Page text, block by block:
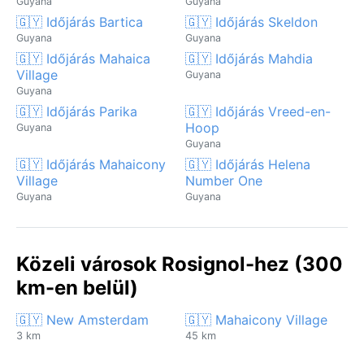
🇬🇾 Időjárás Bartica
Guyana
🇬🇾 Időjárás Skeldon
Guyana
🇬🇾 Időjárás Mahaica
Village
Guyana
🇬🇾 Időjárás Mahdia
Guyana
🇬🇾 Időjárás Parika
Guyana
🇬🇾 Időjárás Vreed-en-
Hoop
Guyana
🇬🇾 Időjárás Mahaicony
Village
Guyana
🇬🇾 Időjárás Helena
Number One
Guyana
Közeli városok Rosignol-hez (300
km-en belül)
🇬🇾 New Amsterdam
3 km
🇬🇾 Mahaicony Village
45 km